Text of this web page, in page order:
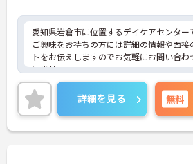
愛知県岩倉市に位置するデイケアセンター
ご興味をお持ちの方には詳細の情報や面接
トをお伝えしますのでお気軽にお問い合わ
いませ。
詳細を見る 無料